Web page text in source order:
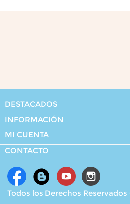
DESTACADOS
INFORMACIÓN
MI CUENTA
CONTACTO
Todos los Derechos Reservados